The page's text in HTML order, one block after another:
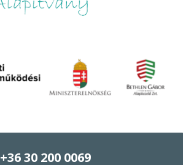
+36 30 200 0069